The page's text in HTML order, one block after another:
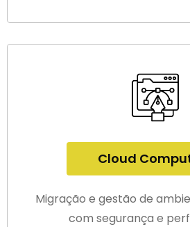
Cloud
Migração e gestão de
com segurança e